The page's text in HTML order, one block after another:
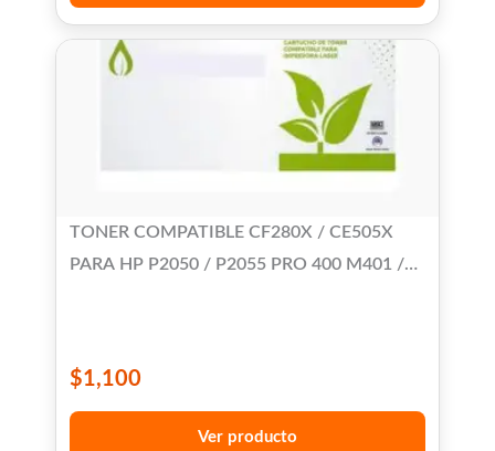
TONER COMPATIBLE CF280X / CE505X
PARA HP P2050 / P2055 PRO 400 M401 /
$1,100
Ver producto